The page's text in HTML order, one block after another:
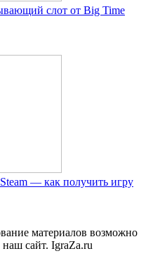
слот от Big Time
— как получить игру
материалов возможно
сайт. IgraZa.ru